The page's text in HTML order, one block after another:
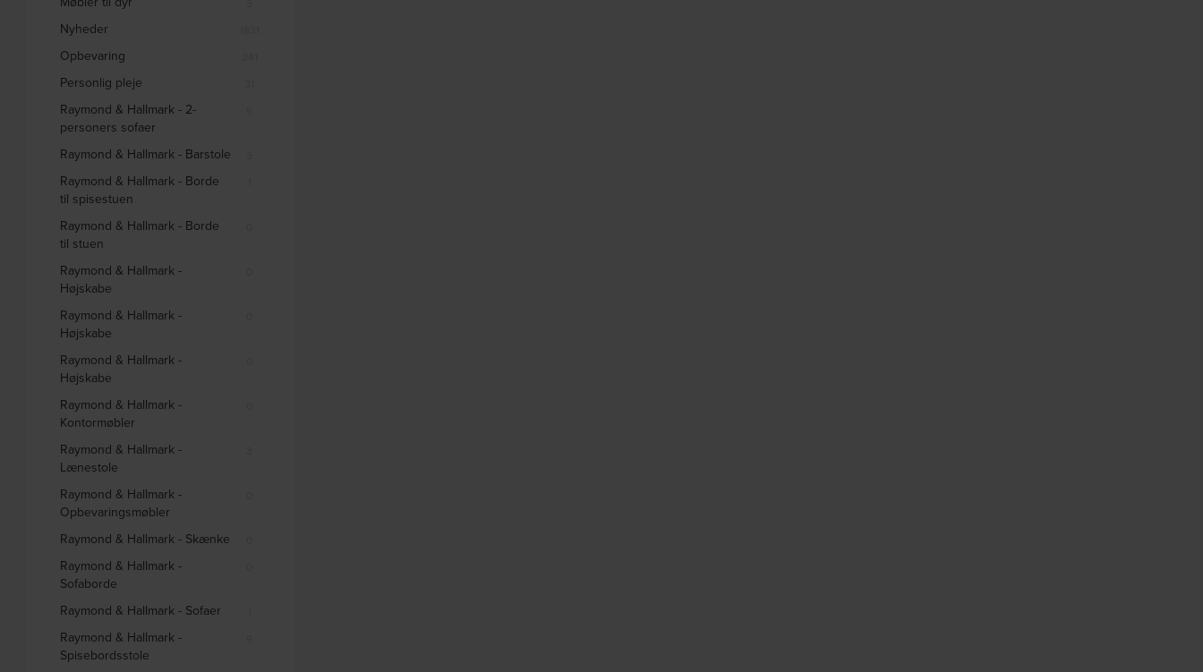
Nyheder
Opbevaring
Personlig pleje
Raymond & Hallmark - 2-
personers sofaer
Raymond & Hallmark - Barstole
Raymond & Hallmark - Borde
til spisestuen
Raymond & Hallmark - Borde
til stuen
Raymond & Hallmark -
Højskabe
Raymond & Hallmark -
Højskabe
Raymond & Hallmark -
Højskabe
Raymond & Hallmark -
Kontormøbler
Raymond & Hallmark -
Lænestole
Raymond & Hallmark -
Opbevaringsmøbler
Raymond & Hallmark - Skænke
Raymond & Hallmark -
Sofaborde
Raymond & Hallmark - Sofaer
Raymond & Hallmark -
Spisebordsstole